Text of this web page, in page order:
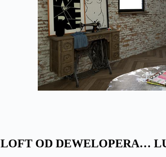
LOFT OD DEWELOPERA…